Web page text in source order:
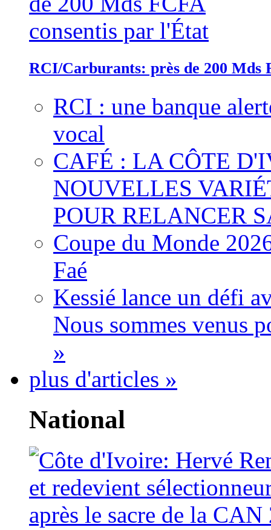
RCI/Carburants: près de 200 Mds
RCI : une banque
vocal
CAFÉ : LA CÔTE
NOUVELLES
POUR RELANCER
Coupe du Monde
Faé
Kessié lance un défi
Nous sommes venus
»
plus d'articles »
National